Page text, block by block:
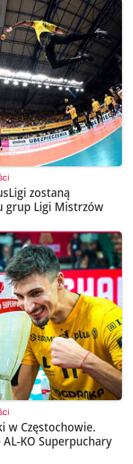
zostaną
grup Ligi Mistrzów
w Częstochowie.
KO Superpuchary